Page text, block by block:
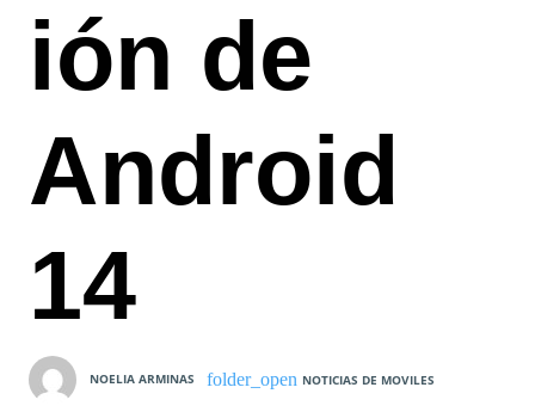
ión de
Android
14
NOELIA ARMINAS NOTICIAS DE MOVILES